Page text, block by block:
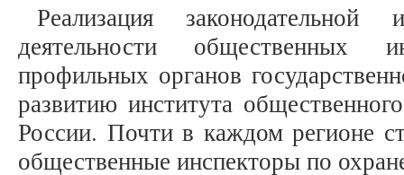
Реализация
деятельности общественных
профильных органов
развитию института
России. Почти в каждом регионе
общественные инспекторы по